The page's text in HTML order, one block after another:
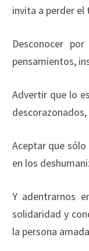
invita a perder el
Desconocer
pensamientos,
Advertir que lo
Aceptar que sólo
en los
Y adentrarnos
solidaridad y
la persona